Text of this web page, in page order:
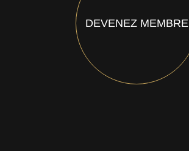
DEVENEZ MEMBRE